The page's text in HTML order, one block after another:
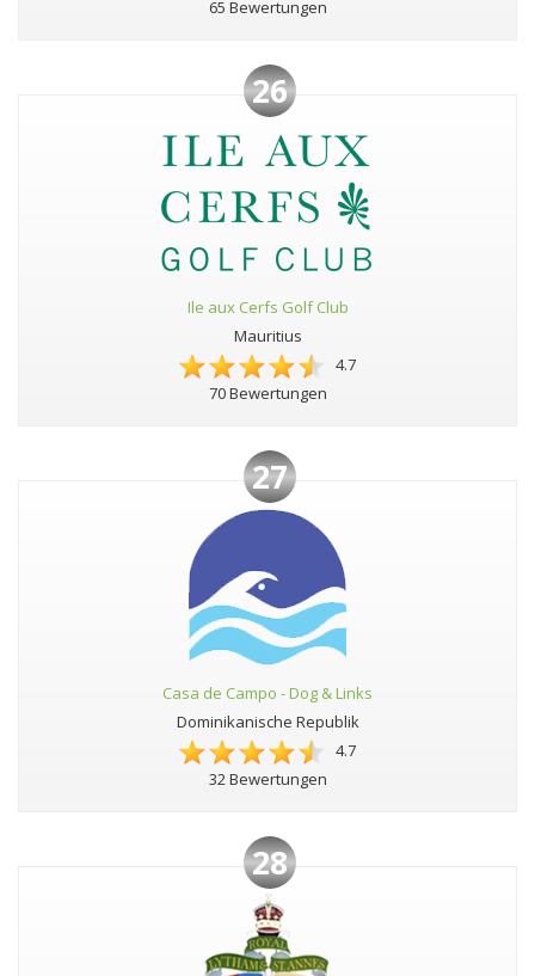
65 Bewertungen
26
Ile aux Cerfs Golf Club
Mauritius
4.7
70 Bewertungen
27
Casa de Campo - Dog & Links
Dominikanische Republik
4.7
32 Bewertungen
28